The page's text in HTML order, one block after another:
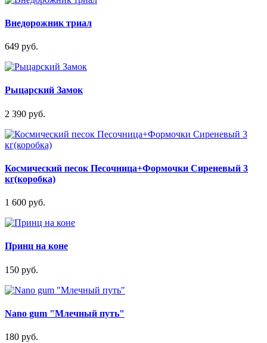
Внедорожник триал
649 руб.
Рыцарский Замок
2 390 руб.
Космический песок Песочница+Формочки Сиреневый 3
кг(коробка)
1 600 руб.
Принц на коне
150 руб.
Nano gum "Млечный путь"
180 руб.